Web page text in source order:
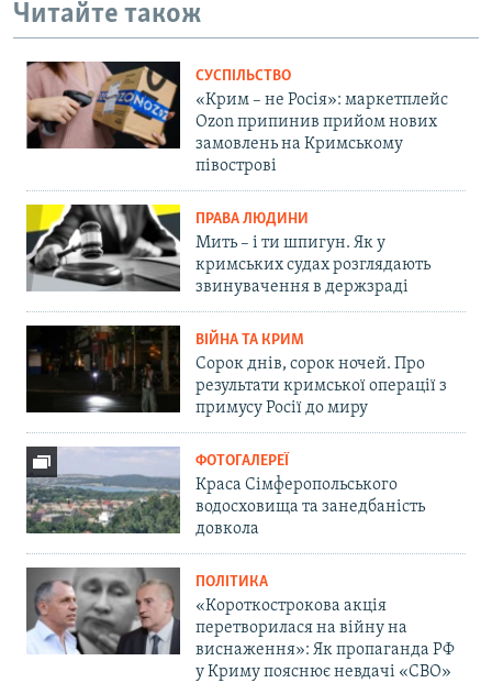
Читайте також
СУСПІЛЬСТВО
«Крим – не Росія»: маркетплейс
Ozon припинив прийом нових
замовлень на Кримському
півострові
ПРАВА ЛЮДИНИ
Мить – і ти шпигун. Як у
кримських судах розглядають
звинувачення в держзраді
ВІЙНА ТА КРИМ
Сорок днів, сорок ночей. Про
результати кримської операції з
примусу Росії до миру
ФОТОГАЛЕРЕЇ
Краса Сімферопольського
водосховища та занедбаність
довкола
ПОЛІТИКА
«Короткострокова акція
перетворилася на війну на
виснаження»: Як пропаганда РФ
у Криму пояснює невдачі «СВО»